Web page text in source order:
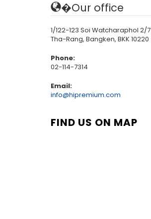
�Our office
1/122-123 Soi Watcharaphol 2/7
Tha-Rang, Bangken, BKK 10220
Phone:
02-114-7314
Email:
info@hipremium.com
FIND US ON MAP